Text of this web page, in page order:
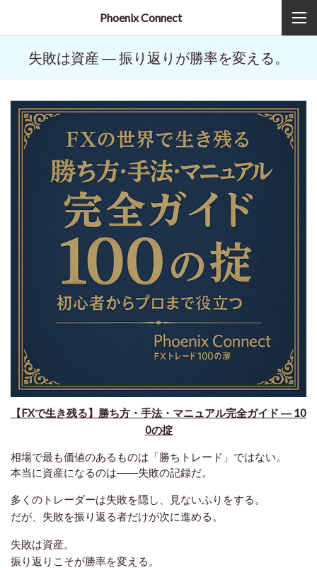
Phoenix Connect
失敗は資産 ― 振り返りが勝率を変える。
【FXで生き残る】勝ち方・手法・マニュアル完全ガイド ― 10
0の掟
相場で最も価値のあるものは「勝ちトレード」ではない。
本当に資産になるのは――失敗の記録だ。
多くのトレーダーは失敗を隠し、見ないふりをする。
だが、失敗を振り返る者だけが次に進める。
失敗は資産。
振り返りこそが勝率を変える。